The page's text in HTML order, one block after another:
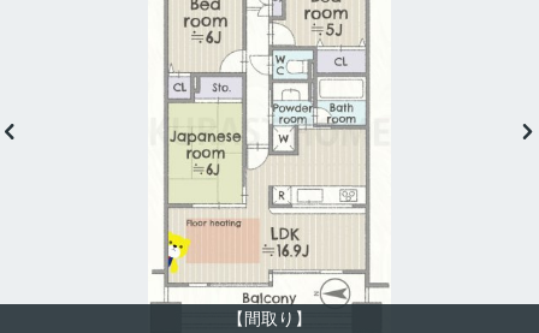
【間取り】